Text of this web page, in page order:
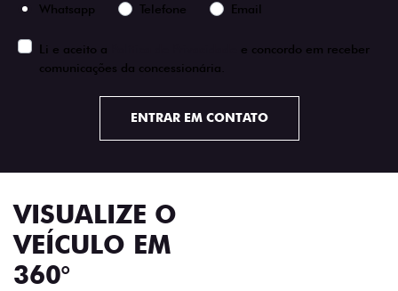
Whatsapp
Telefone Email
Li e aceito a
e concordo em receber
comunicações da concessionária.
ENTRAR EM CONTATO
VISUALIZE O
VEÍCULO EM
360°